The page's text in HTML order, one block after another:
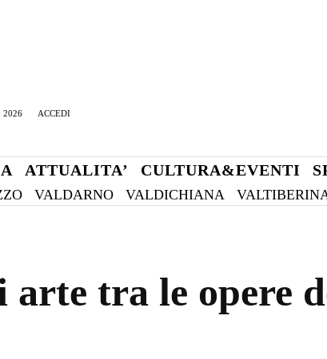
2026 ACCEDI
ATTUALITA’ CULTURA&EVENTI
VALDARNO VALDICHIANA
arte tra le opere